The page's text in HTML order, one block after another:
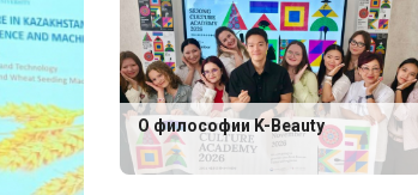
О философии K-Beauty